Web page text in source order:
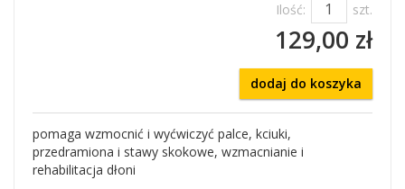
Ilość: szt.
129,00 zł
dodaj do koszyka
pomaga wzmocnić i wyćwiczyć palce, kciuki,
przedramiona i stawy skokowe, wzmacnianie i
rehabilitacja dłoni